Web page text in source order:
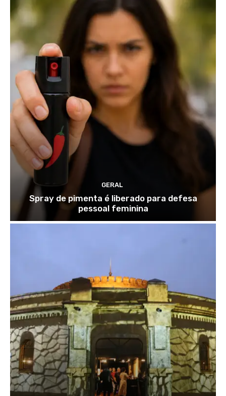
GERAL
Spray de pimenta é liberado para defesa
pessoal feminina